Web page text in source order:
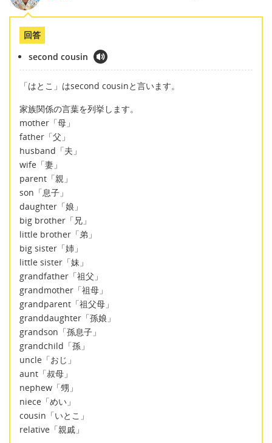
回答
second cousin
「はとこ」はsecond cousinと言います。
家族関係の言葉を列挙します。
mother「母」
father「父」
husband「夫」
wife「妻」
parent「親」
son「息子」
daughter「娘」
big brother「兄」
little brother「弟」
big sister「姉」
little sister「妹」
grandfather「祖父」
grandmother「祖母」
grandparent「祖父母」
granddaughter「孫娘」
grandson「孫息子」
grandchild「孫」
uncle「おじ」
aunt「叔母」
nephew「甥」
niece「めい」
cousin「いとこ」
relative「親戚」